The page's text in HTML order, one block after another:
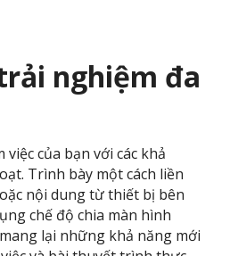
nghiệm đa
của bạn với các khả
Trình bày một cách liền
nội dung từ thiết bị bên
chế độ chia màn hình
lại những khả năng mới